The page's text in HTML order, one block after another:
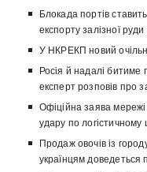
Блокада портів
експорту залізної
У НКРЕКП новий
Росія й надалі битиме
експерт розповів про
Офіційна заява
удару по логістичному
Продаж овочів із
українцям доведеться